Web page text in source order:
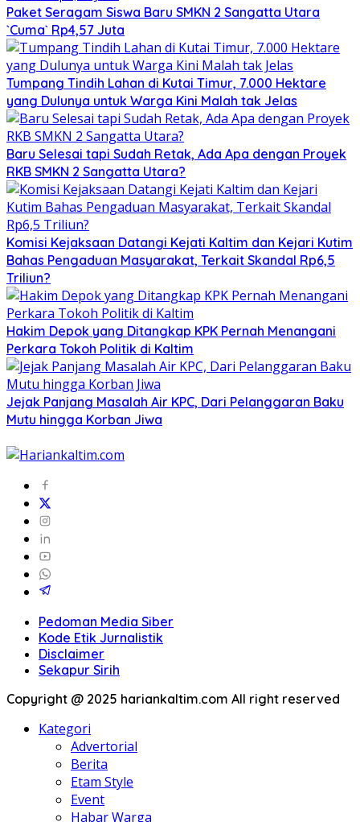
Paket Seragam Siswa Baru SMKN 2 Sangatta Utara
`Cuma` Rp4,57 Juta
Tumpang Tindih Lahan di Kutai Timur, 7.000 Hektare
yang Dulunya untuk Warga Kini Malah tak Jelas
Baru Selesai tapi Sudah Retak, Ada Apa dengan Proyek
RKB SMKN 2 Sangatta Utara?
Komisi Kejaksaan Datangi Kejati Kaltim dan Kejari Kutim
Bahas Pengaduan Masyarakat, Terkait Skandal Rp6,5
Triliun?
Hakim Depok yang Ditangkap KPK Pernah Menangani
Perkara Tokoh Politik di Kaltim
Jejak Panjang Masalah Air KPC, Dari Pelanggaran Baku
Mutu hingga Korban Jiwa
Pedoman Media Siber
Kode Etik Jurnalistik
Disclaimer
Sekapur Sirih
Copyright @ 2025 hariankaltim.com All right reserved
Kategori
Advertorial
Berita
Etam Style
Event
Habar Warga